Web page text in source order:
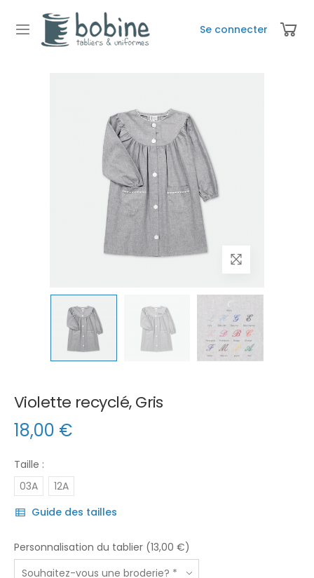
Se connecter
Violette recyclé, Gris
18,00 €
Taille :
03A
12A
Guide des tailles
Personnalisation du tablier (13,00 €)